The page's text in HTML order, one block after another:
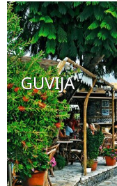
GUVIJA